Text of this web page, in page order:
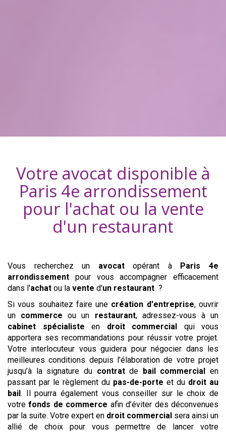
Votre avocat disponible à
Paris 4e arrondissement
pour l'achat ou la vente
d'un restaurant
Vous recherchez un avocatopérant à Paris 4e
arrondissement
pour vous accompagner efficacement
dans l'achat ou la vente d'un restaurant ?
Si vous souhaitez faire une création d'entreprise, ouvrir
un commerce ou un restaurant, adressez-vous à un
cabinet
spécialiste en droit commercial qui vous
apportera ses recommandations pour réussir votre projet.
Votre interlocuteur vous guidera pour négocier dans les
meilleures conditions depuis l’élaboration de votre projet
jusqu’à la signature du contratde bail commercial en
passant par le règlement du pas-de-porte et du droit au
bail. Il pourra également vous conseiller sur le choix de
votrefonds de commerce afin d’éviter des déconvenues
par la suite. Votre expert en droit commercial sera ainsi un
allié de choix pour vous permettre de lancer votre